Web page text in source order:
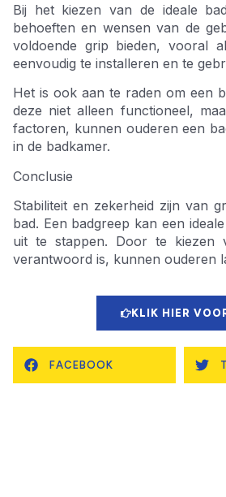
Bij het kiezen van de ideale
behoeften en wensen van de
voldoende grip bieden, vooral
eenvoudig te installeren en te
Het is ook aan te raden om een
deze niet alleen functioneel,
factoren, kunnen ouderen een
in de badkamer.
Conclusie
Stabiliteit en zekerheid zijn van
bad. Een badgreep kan een
uit te stappen. Door te kiezen
verantwoord is, kunnen ouderen
KLIK HIER
FACEBOOK